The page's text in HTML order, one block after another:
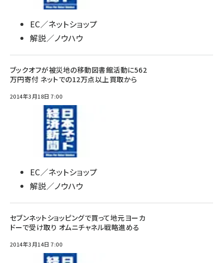
EC／ネットショップ
解説／ノウハウ
ブックオフが被災地の移動図書館活動に562
万円寄付 ネットでの12万点以上買取から
2014年3月18日 7:00
EC／ネットショップ
解説／ノウハウ
セブンネットショッピングで買って地元ヨーカ
ドーで受け取り オムニチャネル戦略進める
2014年3月14日 7:00